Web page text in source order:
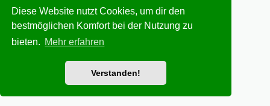
Diese Website nutzt Cookies, um dir den
bestmöglichen Komfort bei der Nutzung zu
bieten. Mehr erfahren
Verstanden!